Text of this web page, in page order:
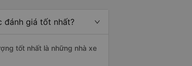
đánh giá tốt nhất?
tốt nhất là những nhà xe